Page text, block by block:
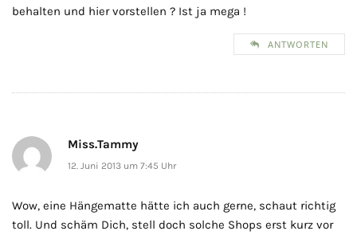
behalten und hier vorstellen ? Ist ja mega !
ANTWORTEN
Miss.Tammy
12. Juni 2013 um 7:45 Uhr
Wow, eine Hängematte hätte ich auch gerne, schaut richtig
toll. Und schäm Dich, stell doch solche Shops erst kurz vor